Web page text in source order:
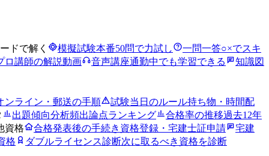
ドで解く 模擬試験本番50問で力試し 一問一答○×でスキ
ロ講師の解説動画 音声講座通勤中でも学習できる
知識図
ンライン・郵送の手順 試験当日のルール持ち物・時間配
出題傾向分析頻出論点ランキング 合格率の推移過去12年
資格 合格発表後の手続き 資格登録・宅建士証申請
宅建
格 ダブルライセンス診断次に取るべき資格を診断